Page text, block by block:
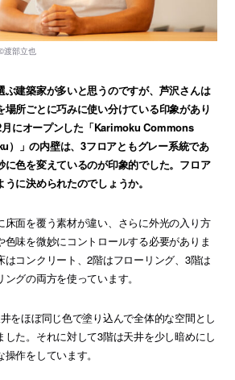
建築家が多いと思うのですが、芦沢さんは
所ごとに巧みに使い分けている印象があり
月にオープンした「Karimoku Commons
）」の内壁は、3フロアともグレー系統であ
に色を変えているのが印象的でした。フロア
に決められたのでしょうか。
床面を覆う素材が違い、さらに外光の入り方
味を微妙にコントロールする必要がありま
はコンクリート、2階はフローリング、3階は
グの両方を使っています。
をほぼ同じ色で塗り込んで全体的な空間とし
た。それに対して3階は天井を少し暗めにし
作をしています。